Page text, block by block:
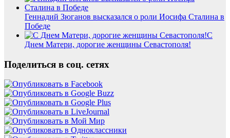
Геннадий Зюганов высказался о роли Иосифа Сталина в
Победе
С
Днем Матери, дорогие женщины Севастополя!
Поделиться в соц. сетях